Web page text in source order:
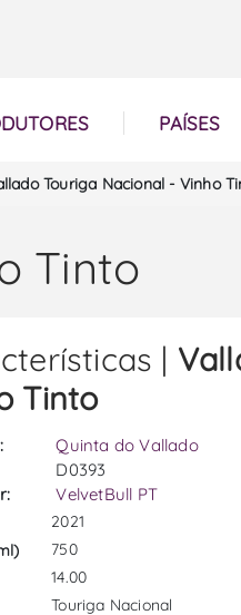
PAÍSES
Touriga Nacional - Vinho
Tinto
|
Tinto
Quinta do Vallado
D0393
VelvetBull PT
2021
750
14.00
Touriga Nacional